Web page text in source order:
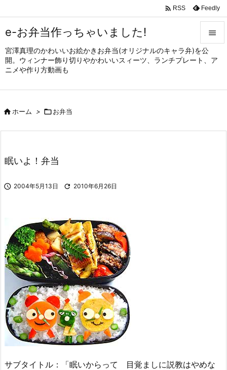
e-お弁当作っちゃいました!
宮澤真理のかわいいお絵かきお弁当(オリジナルのキャラ弁)を公
開。ウィンナー飾り切りやかわいいスィーツ、ランチプレート、ア
ニメや作り方動画も


メニュ
サイド

 RSS Feedly
ホーム > お弁当
眠いよ！弁当
 2004年5月13日  2010年6月26日
サブタイトル：「眠いからって 目覚ましに説教はやめな